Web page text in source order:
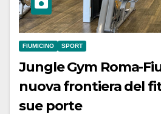
FIUMICINO SPORT
Jungle Gym Roma-
nuova frontiera del
sue porte